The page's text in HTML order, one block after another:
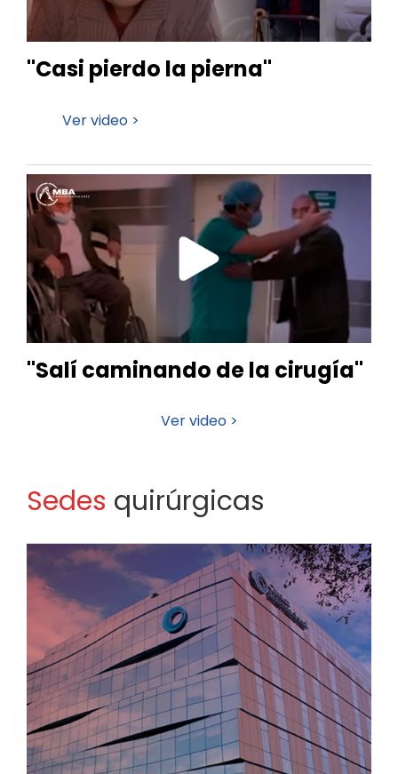
"Casi pierdo la pierna"
Ver video >
"Salí caminando de la cirugía"
Ver video >
Sedes quirúrgicas